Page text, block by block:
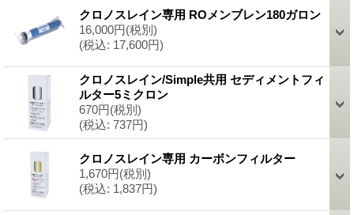
クロノスレイン専用 ROメンブレン180ガロン
16,000円(税別)
(税込: 17,600円)
クロノスレイン/Simple共用 セディメントフィ
ルター5ミクロン
670円(税別)
(税込: 737円)
クロノスレイン専用 カーボンフィルター
1,670円(税別)
(税込: 1,837円)